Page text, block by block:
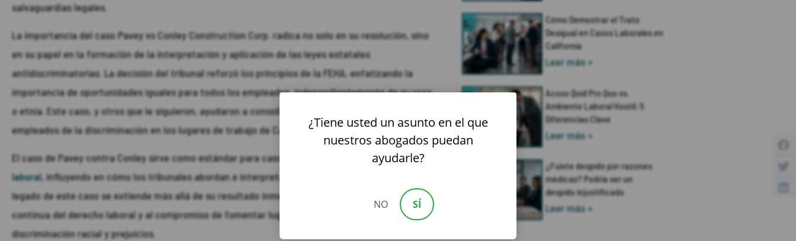
salvaguardias legales.
La importancia del caso Pavey vs Conley Construction Corp. radica no solo en su resolución, sino
en su papel en la formación de la interpretación y aplicación de las leyes estatales
antidiscriminatorias. La decisión del tribunal reforzó los principios de la FEHA, enfatizando la
importancia de oportunidades iguales para todos los empleados, independientemente de su raza
o etnia. Este caso, y otros que le siguieron, ayudaron a consolidar el marco legal que protege a los
empleados de la discriminación en los lugares de trabajo de California.
El caso de Pavey contra Conley sirve como estándar para casos posteriores de
discriminación
laboral, influyendo en cómo los tribunales abordan e interpretan reclamaciones similares. El
legado de este caso se extiende más allá de su resultado inmediato, contribuyendo a la evolución
continua del derecho laboral y al compromiso de fomentar lugares de trabajo libres de
discriminación racial y prejuicios.
Cómo Demostrar el Trato
Desigual en Casos Laborales en
California
Leer más »
Acoso Quid Pro Quo vs.
Ambiente Laboral Hostil: 5
Diferencias Clave
Leer más »
¿Fuiste despido por razones
médicas? Podría ser un
despido injustificado
Leer más »
¿Tiene usted un asunto en el que
nuestros abogados puedan
ayudarle?
NO SÍ